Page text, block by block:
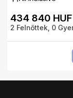
434 840 HUF
2 Felnőttek, 0